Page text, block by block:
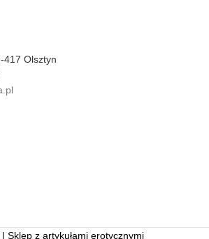
417 Olsztyn
Sklep z artykułami erotycznymi